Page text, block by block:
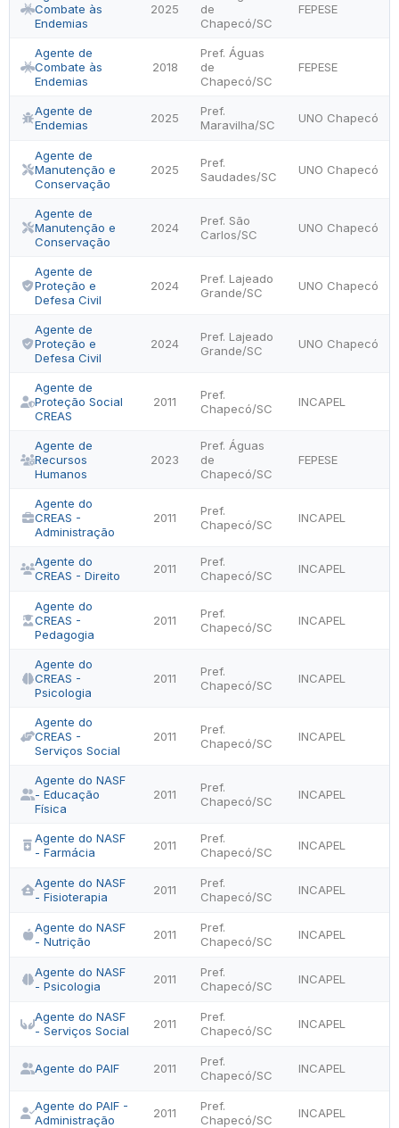
Combate às
Endemias
2025
de
Chapecó/SC
FEPESE
Agente de
Combate às
Endemias
2018
Pref. Águas
de
Chapecó/SC
FEPESE
Agente de
Endemias
2025
Pref.
Maravilha/SC
UNO Chapecó
Agente de
Manutenção e
Conservação
2025
Pref.
Saudades/SC
UNO Chapecó
Agente de
Manutenção e
Conservação
2024
Pref. São
Carlos/SC
UNO Chapecó
Agente de
Proteção e
Defesa Civil
2024
Pref. Lajeado
Grande/SC
UNO Chapecó
Agente de
Proteção e
Defesa Civil
2024
Pref. Lajeado
Grande/SC
UNO Chapecó
Agente de
Proteção Social
CREAS
2011
Pref.
Chapecó/SC
INCAPEL
Agente de
Recursos
Humanos
2023
Pref. Águas
de
Chapecó/SC
FEPESE
Agente do
CREAS -
Administração
2011
Pref.
Chapecó/SC
INCAPEL
Agente do
CREAS - Direito
2011
Pref.
Chapecó/SC
INCAPEL
Agente do
CREAS -
Pedagogia
2011
Pref.
Chapecó/SC
INCAPEL
Agente do
CREAS -
Psicologia
2011
Pref.
Chapecó/SC
INCAPEL
Agente do
CREAS -
Serviços Social
2011
Pref.
Chapecó/SC
INCAPEL
Agente do NASF
- Educação
Física
2011
Pref.
Chapecó/SC
INCAPEL
Agente do NASF
- Farmácia
2011
Pref.
Chapecó/SC
INCAPEL
Agente do NASF
- Fisioterapia
2011
Pref.
Chapecó/SC
INCAPEL
Agente do NASF
- Nutrição
2011
Pref.
Chapecó/SC
INCAPEL
Agente do NASF
- Psicologia
2011
Pref.
Chapecó/SC
INCAPEL
Agente do NASF
- Serviços Social
2011
Pref.
Chapecó/SC
INCAPEL
Agente do PAIF 2011
Pref.
Chapecó/SC
INCAPEL
Agente do PAIF -
Administração
2011
Pref.
Chapecó/SC
INCAPEL